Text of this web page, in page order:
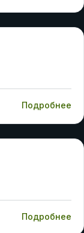
Подробнее
Подробнее